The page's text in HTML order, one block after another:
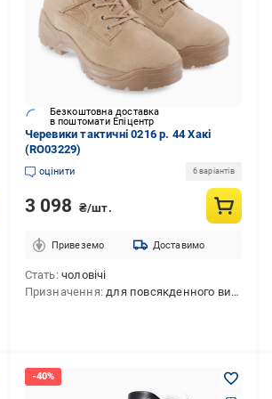
Безкоштовна доставка
в поштомати Епіцентр
Черевики тактичні 0216 р. 44 Хакі
(RO03229)
оцінити 6 варіантів
3 098 ₴/шт.
Привеземо Доставимо
Стать чоловічі
Призначення для повсякденного використання,для полювання,для тактичної стрільби,для туризму,для активного відпочинку